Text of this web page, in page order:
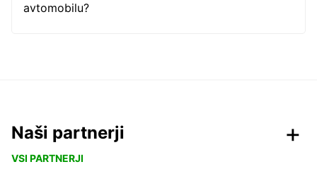
avtomobilu?
Naši partnerji
VSI PARTNERJI